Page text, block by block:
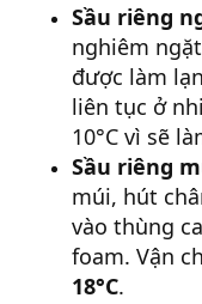
Sầu riêng
nghiêm
được làm
liên tục ở
10°C vì sẽ
Sầu riêng
múi, hút
vào thùng
foam. Vận
18°C.